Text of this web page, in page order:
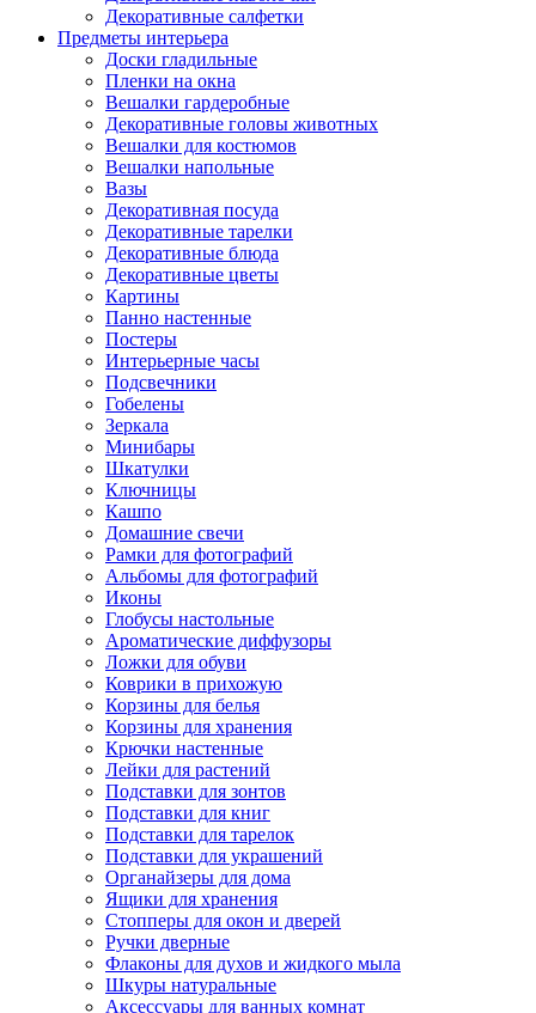
Декоративные салфетки
Предметы интерьера
Доски гладильные
Пленки на окна
Вешалки гардеробные
Декоративные головы животных
Вешалки для костюмов
Вешалки напольные
Вазы
Декоративная посуда
Декоративные тарелки
Декоративные блюда
Декоративные цветы
Картины
Панно настенные
Постеры
Интерьерные часы
Подсвечники
Гобелены
Зеркала
Минибары
Шкатулки
Ключницы
Кашпо
Домашние свечи
Рамки для фотографий
Альбомы для фотографий
Иконы
Глобусы настольные
Ароматические диффузоры
Ложки для обуви
Коврики в прихожую
Корзины для белья
Корзины для хранения
Крючки настенные
Лейки для растений
Подставки для зонтов
Подставки для книг
Подставки для тарелок
Подставки для украшений
Органайзеры для дома
Ящики для хранения
Стопперы для окон и дверей
Ручки дверные
Флаконы для духов и жидкого мыла
Шкуры натуральные
Аксессуары для ванных комнат